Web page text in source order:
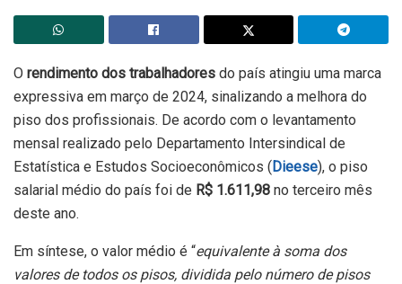
O rendimento dos trabalhadores do país atingiu uma marca
expressiva em março de 2024, sinalizando a melhora do
piso dos profissionais. De acordo com o levantamento
mensal realizado pelo Departamento Intersindical de
Estatística e Estudos Socioeconômicos (Dieese), o piso
salarial médio do país foi de R$ 1.611,98 no terceiro mês
deste ano.
Em síntese, o valor médio é “equivalente à soma dos
valores de todos os pisos, dividida pelo número de pisos